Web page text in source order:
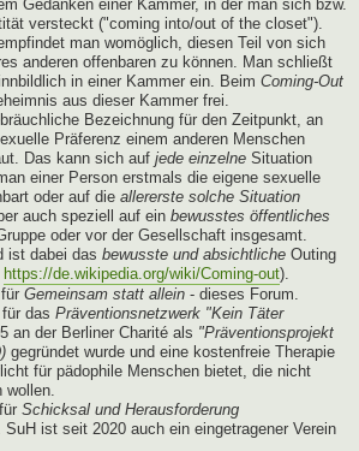
Gedanken einer Kammer, in der man sich bzw.
versteckt ("coming into/out of the closet").
man womöglich, diesen Teil von sich
anderen offenbaren zu können. Man schließt
in einer Kammer ein. Beim Coming-Out
aus dieser Kammer frei.
Bezeichnung für den Zeitpunkt, an
Präferenz einem anderen Menschen
Das kann sich auf jede einzelne Situation
einer Person erstmals die eigene sexuelle
oder auf die allererste solche Situation
auch speziell auf ein bewusstes öffentliches
oder vor der Gesellschaft insgesamt.
ist dabei das bewusste und absichtliche Outing
https://de.wikipedia.org/wiki/Coming-out).
Gemeinsam statt allein - dieses Forum.
das Präventionsnetzwerk "Kein Täter
an der Berliner Charité als "Präventionsprojekt
gegründet wurde und eine kostenfreie Therapie
für pädophile Menschen bietet, die nicht
wollen.
Schicksal und Herausforderung
SuH ist seit 2020 auch ein eingetragener Verein